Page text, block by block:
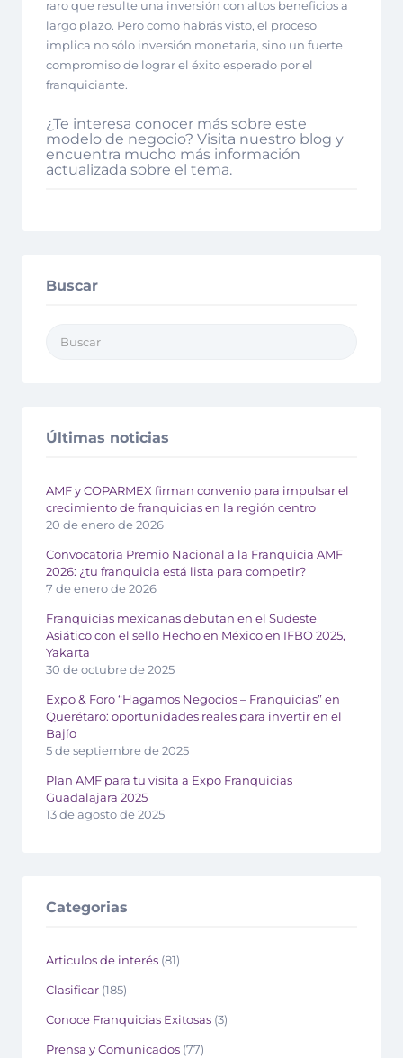
raro que resulte una inversión con altos beneficios a
largo plazo. Pero como habrás visto, el proceso
implica no sólo inversión monetaria, sino un fuerte
compromiso de lograr el éxito esperado por el
franquiciante.
¿Te interesa conocer más sobre este
modelo de negocio? Visita nuestro blog y
encuentra mucho más información
actualizada sobre el tema.
Buscar
Últimas noticias
AMF y COPARMEX firman convenio para impulsar el
crecimiento de franquicias en la región centro
20 de enero de 2026
Convocatoria Premio Nacional a la Franquicia AMF
2026: ¿tu franquicia está lista para competir?
7 de enero de 2026
Franquicias mexicanas debutan en el Sudeste
Asiático con el sello Hecho en México en IFBO 2025,
Yakarta
30 de octubre de 2025
Expo & Foro “Hagamos Negocios – Franquicias” en
Querétaro: oportunidades reales para invertir en el
Bajío
5 de septiembre de 2025
Plan AMF para tu visita a Expo Franquicias
Guadalajara 2025
13 de agosto de 2025
Categorias
Articulos de interés (81)
Clasificar (185)
Conoce Franquicias Exitosas (3)
Prensa y Comunicados (77)